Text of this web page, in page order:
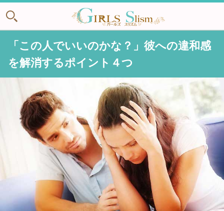
「この人でいいのかな？」彼への違和感
を解消するポイント４つ